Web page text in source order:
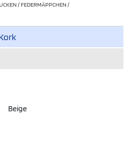
/FEDERMÄPPCHEN /
Beige